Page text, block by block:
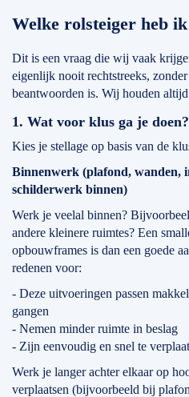
Welke rolsteiger heb
Dit is een vraag die wij vaak
eigenlijk nooit rechtstreeks,
beantwoorden is. Wij houden
1. Wat voor klus ga je doen?
Kies je stellage op basis van de
Binnenwerk (plafond, wanden,
schilderwerk binnen)
Werk je veelal binnen?
andere kleinere ruimtes? Een
opbouwframes is dan een goede
redenen voor:
- Deze uitvoeringen passen
gangen
- Nemen minder ruimte in beslag
- Zijn eenvoudig en snel te
Werk je langer achter elkaar op
verplaatsen (bijvoorbeeld bij